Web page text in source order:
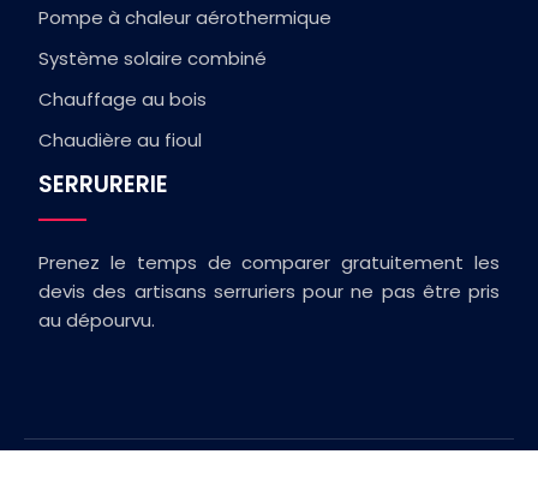
Pompe à chaleur aérothermique
Système solaire combiné
Chauffage au bois
Chaudière au fioul
SERRURERIE
Prenez le temps de comparer gratuitement les
devis des artisans serruriers pour ne pas être pris
au dépourvu.